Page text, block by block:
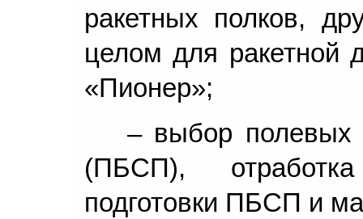
ракетных полков,
целом для ракетной
«Пионер»;
– выбор полевых
(ПБСП),
подготовки ПБСП и